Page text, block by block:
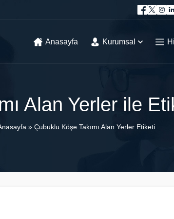
Anasayfa Kurumsal
Alan Yerler ile
» Çubuklu Köşe Takımı Alan Yerler Etiketi